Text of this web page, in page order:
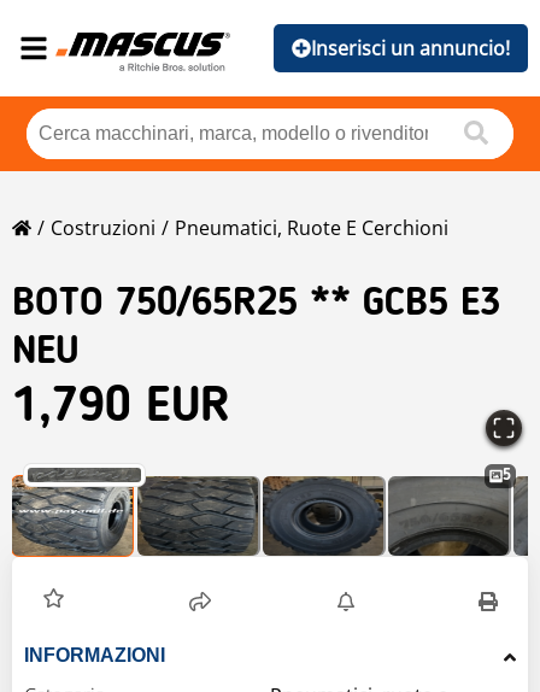
Inserisci un annuncio!
Costruzioni Pneumatici, Ruote E Cerchioni
BOTO 750/65R25 ** GCB5 E3
NEU
1,790 EUR
5
INFORMAZIONI